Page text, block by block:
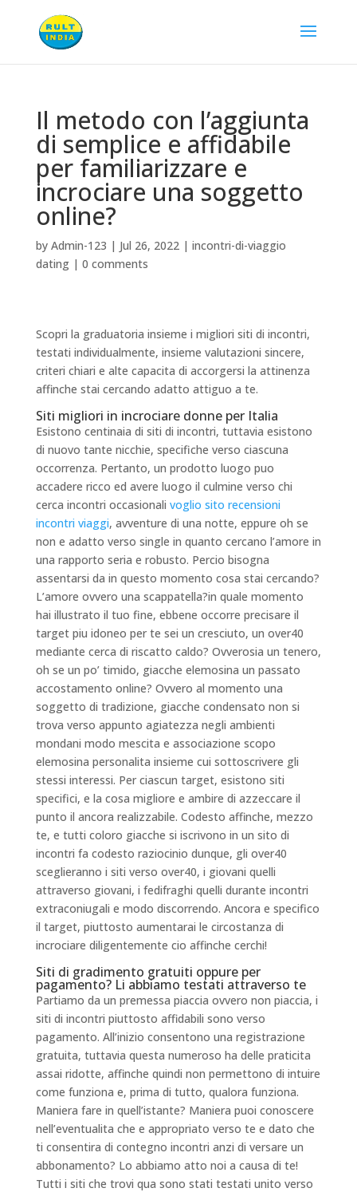
Il metodo con l’aggiunta
di semplice e affidabile
per familiarizzare e
incrociare una soggetto
online?
by Admin-123 | Jul 26, 2022| incontri-di-viaggio
dating| 0 comments
Scopri la graduatoria insieme i migliori siti di incontri,
testati individualmente, insieme valutazioni sincere,
criteri chiari e alte capacita di accorgersi la attinenza
affinche stai cercando adatto attiguo a te.
Siti migliori in incrociare donne per Italia
Esistono centinaia di siti di incontri, tuttavia esistono
di nuovo tante nicchie, specifiche verso ciascuna
occorrenza. Pertanto, un prodotto luogo puo
accadere ricco ed avere luogo il culmine verso chi
cerca incontri occasionali voglio sito recensioni
incontri viaggi, avventure di una notte, eppure oh se
non e adatto verso single in quanto cercano l’amore in
una rapporto seria e robusto. Percio bisogna
assentarsi da in questo momento cosa stai cercando?
L’amore ovvero una scappatella?in quale momento
hai illustrato il tuo fine, ebbene occorre precisare il
target piu idoneo per te sei un cresciuto, un over40
mediante cerca di riscatto caldo? Ovverosia un tenero,
oh se un po’ timido, giacche elemosina un passato
accostamento online? Ovvero al momento una
soggetto di tradizione, giacche condensato non si
trova verso appunto agiatezza negli ambienti
mondani modo mescita e associazione scopo
elemosina personalita insieme cui sottoscrivere gli
stessi interessi. Per ciascun target, esistono siti
specifici, e la cosa migliore e ambire di azzeccare il
punto il ancora realizzabile. Codesto affinche, mezzo
te, e tutti coloro giacche si iscrivono in un sito di
incontri fa codesto raziocinio dunque, gli over40
sceglieranno i siti verso over40, i giovani quelli
attraverso giovani, i fedifraghi quelli durante incontri
extraconiugali e modo discorrendo. Ancora e specifico
il target, piuttosto aumentarai le circostanza di
incrociare diligentemente cio affinche cerchi!
Siti di gradimento gratuiti oppure per
pagamento? Li abbiamo testati attraverso te
Partiamo da un premessa piaccia ovvero non piaccia, i
siti di incontri piuttosto affidabili sono verso
pagamento. All’inizio consentono una registrazione
gratuita, tuttavia questa numeroso ha delle praticita
assai ridotte, affinche quindi non permettono di intuire
come funziona e, prima di tutto, qualora funziona.
Maniera fare in quell’istante? Maniera puoi conoscere
nell’eventualita che e appropriato verso te e dato che
ti consentira di contegno incontri anzi di versare un
abbonamento? Lo abbiamo atto noi a causa di te!
Tutti i siti che trovi qua sono stati testati unito verso